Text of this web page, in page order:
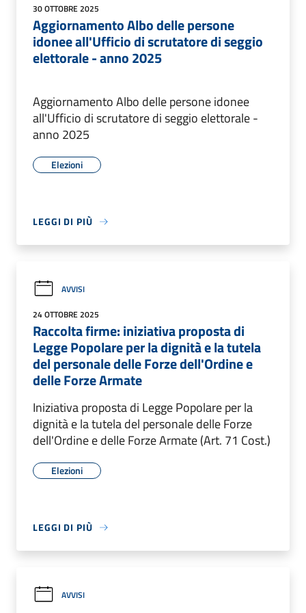
30 OTTOBRE 2025
Aggiornamento Albo delle persone
idonee all'Ufficio di scrutatore di seggio
elettorale - anno 2025
Aggiornamento Albo delle persone idonee
all'Ufficio di scrutatore di seggio elettorale -
anno 2025
Elezioni
LEGGI DI PIÙ
AVVISI
24 OTTOBRE 2025
Raccolta firme: iniziativa proposta di
Legge Popolare per la dignità e la tutela
del personale delle Forze dell'Ordine e
delle Forze Armate
Iniziativa proposta di Legge Popolare per la
dignità e la tutela del personale delle Forze
dell'Ordine e delle Forze Armate (Art. 71 Cost.)
Elezioni
LEGGI DI PIÙ
AVVISI